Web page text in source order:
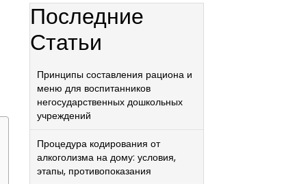
Последние
Статьи
Принципы составления рациона и
меню для воспитанников
негосударственных дошкольных
учреждений
Процедура кодирования от
алкоголизма на дому: условия,
этапы, противопоказания